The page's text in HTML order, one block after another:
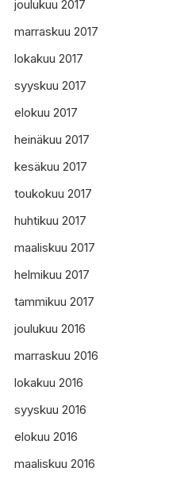
joulukuu 2017
marraskuu 2017
lokakuu 2017
syyskuu 2017
elokuu 2017
heinäkuu 2017
kesäkuu 2017
toukokuu 2017
huhtikuu 2017
maaliskuu 2017
helmikuu 2017
tammikuu 2017
joulukuu 2016
marraskuu 2016
lokakuu 2016
syyskuu 2016
elokuu 2016
maaliskuu 2016